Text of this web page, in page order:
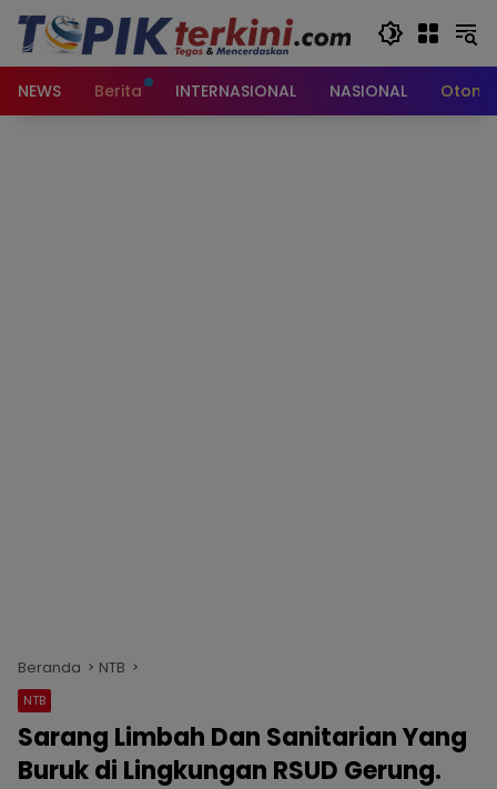
Langsung
konten
NEWS
Berita INTERNASIONAL NASIONAL
Beranda NTB
NTB
Sarang Limbah Dan Sanitarian Yang
Buruk di Lingkungan RSUD Gerung.